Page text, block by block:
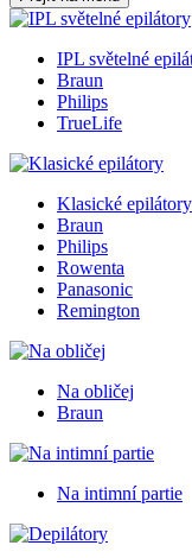
IPL světelné
Braun
Philips
TrueLife
Klasické epilátory
Braun
Philips
Rowenta
Panasonic
Remington
Na obličej
Braun
Na intimní partie